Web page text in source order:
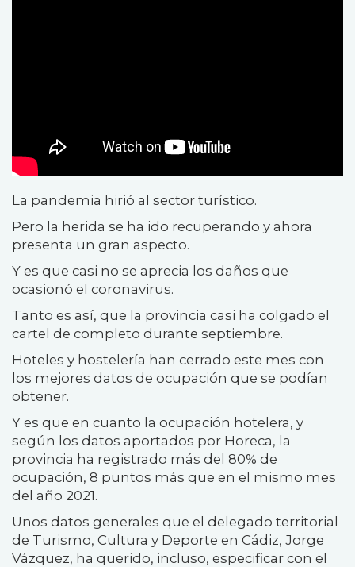
La pandemia hirió al sector turístico.
Pero la herida se ha ido recuperando y ahora
presenta un gran aspecto.
Y es que casi no se aprecia los daños que
ocasionó el coronavirus.
Tanto es así, que la provincia casi ha colgado el
cartel de completo durante septiembre.
Hoteles y hostelería han cerrado este mes con
los mejores datos de ocupación que se podían
obtener.
Y es que en cuanto la ocupación hotelera, y
según los datos aportados por Horeca, la
provincia ha registrado más del 80% de
ocupación, 8 puntos más que en el mismo mes
del año 2021.
Unos datos generales que el delegado territorial
de Turismo, Cultura y Deporte en Cádiz, Jorge
Vázquez, ha querido, incluso, especificar con el